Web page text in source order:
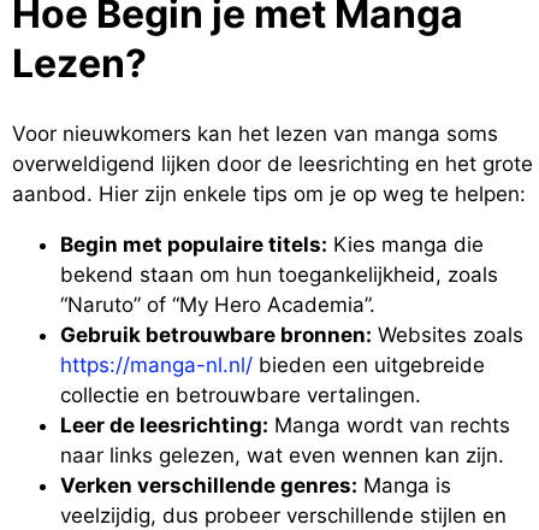
Hoe Begin je met Manga
Lezen?
Voor nieuwkomers kan het lezen van manga soms
overweldigend lijken door de leesrichting en het grote
aanbod. Hier zijn enkele tips om je op weg te helpen:
Begin met populaire titels: Kies manga die
bekend staan om hun toegankelijkheid, zoals
“Naruto” of “My Hero Academia”.
Gebruik betrouwbare bronnen: Websites zoals
https://manga-nl.nl/ bieden een uitgebreide
collectie en betrouwbare vertalingen.
Leer de leesrichting: Manga wordt van rechts
naar links gelezen, wat even wennen kan zijn.
Verken verschillende genres: Manga is
veelzijdig, dus probeer verschillende stijlen en